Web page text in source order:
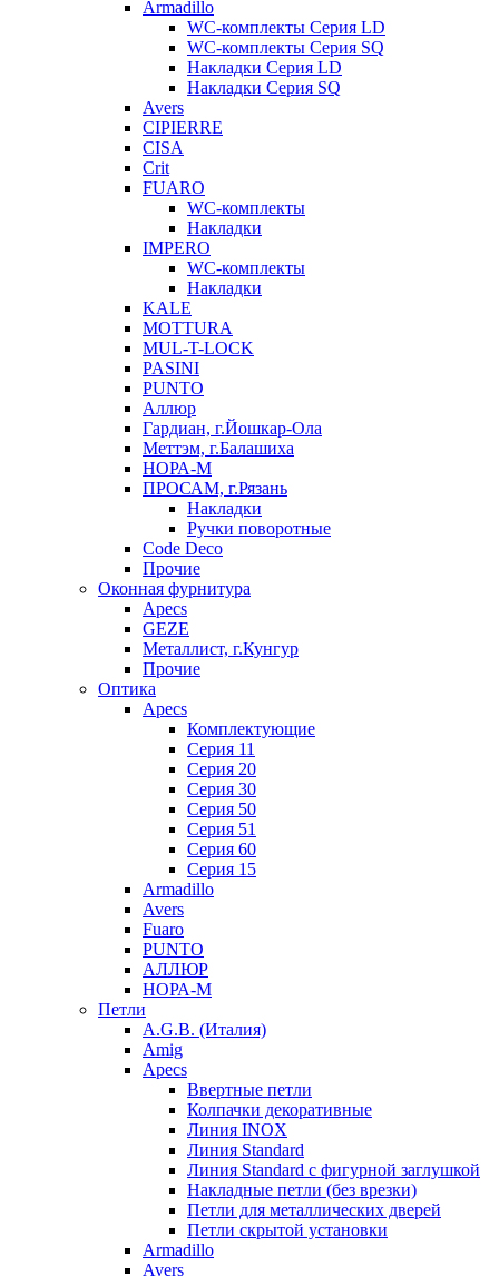
Armadillo
WC-комплекты Серия LD
WC-комплекты Серия SQ
Накладки Серия LD
Накладки Серия SQ
Avers
CIPIERRE
CISA
Crit
FUARO
WC-комплекты
Накладки
IMPERO
WC-комплекты
Накладки
KALE
MOTTURA
MUL-T-LOCK
PASINI
PUNTO
Аллюр
Гардиан, г.Йошкар-Ола
Меттэм, г.Балашиха
НОРА-М
ПРОСАМ, г.Рязань
Накладки
Ручки поворотные
Code Deco
Прочие
Оконная фурнитура
Apecs
GEZE
Металлист, г.Кунгур
Прочие
Оптика
Apecs
Комплектующие
Серия 11
Серия 20
Серия 30
Серия 50
Серия 51
Серия 60
Серия 15
Armadillo
Avers
Fuaro
PUNTO
АЛЛЮР
НОРА-М
Петли
A.G.B. (Италия)
Amig
Apecs
Ввертные петли
Колпачки декоративные
Линия INOX
Линия Standard
Линия Standard с фигурной заглушкой
Накладные петли (без врезки)
Петли для металлических дверей
Петли скрытой установки
Armadillo
Avers